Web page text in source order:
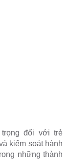
đối với trẻ
kiểm soát hành
những thành